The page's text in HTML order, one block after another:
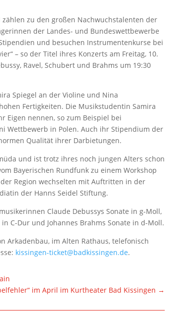
zu den großen Nachwuchstalenten der
der Landes- und Bundeswettbewerbe
und besuchen Instrumentenkurse bei
– so der Titel ihres Konzerts am Freitag, 10.
Ravel, Schubert und Brahms um 19:30
Spiegel an der Violine und Nina
Fertigkeiten. Die Musikstudentin Samira
Eigen nennen, so zum Beispiel bei
Wettbewerb in Polen. Auch ihr Stipendium der
Qualität ihrer Darbietungen.
und ist trotz ihres noch jungen Alters schon
Bayerischen Rundfunk zu einem Workshop
Region wechselten mit Auftritten in der
der Hanns Seidel Stiftung.
Claude Debussys Sonate in g-Moll,
C-Dur und Johannes Brahms Sonate in d-Moll.
im Alten Rathaus, telefonisch
kissingen-ticket@badkissingen.de.
im April im Kurtheater Bad Kissingen →